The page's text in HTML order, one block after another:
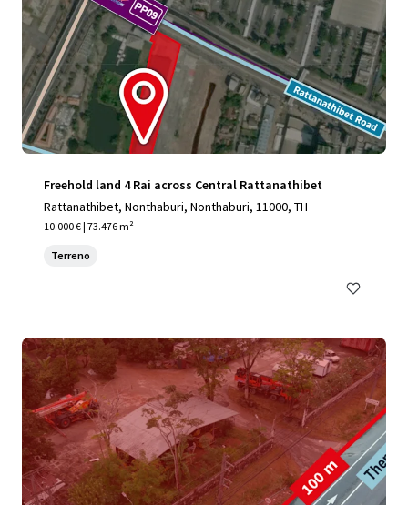
Freehold land 4 Rai across Central Rattanathibet
Rattanathibet, Nonthaburi, Nonthaburi, 11000, TH
10.000 € | 73.476 m²
Terreno